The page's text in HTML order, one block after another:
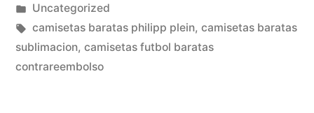
por
Publicado
en
Uncategorized
Etiquetas:
camisetas baratas philipp plein, camisetas baratas
sublimacion, camisetas futbol baratas
contrareembolso